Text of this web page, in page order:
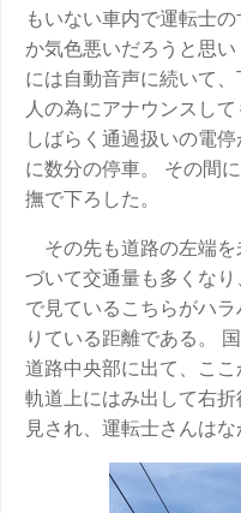
もいない車内で運転士
か気色悪いだろうと思
には自動音声に続いて
人の為にアナウンスし
しばらく通過扱いの電
に数分の停車。 その間
撫で下ろした。
その先も道路の左端
づいて交通量も多くな
で見ているこちらがハ
りている距離である。
道路中央部に出て、こ
軌道上にはみ出して右
見され、運転士さんは